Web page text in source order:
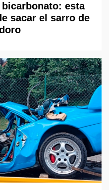
esta
sacar el sarro de